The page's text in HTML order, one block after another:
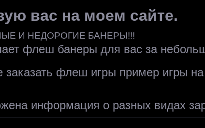
вас на моем сайте.
И НЕДОРОГИЕ БАНЕРЫ!!!
флеш банеры для вас за
флеш игры пример игры на
информация о разных видах